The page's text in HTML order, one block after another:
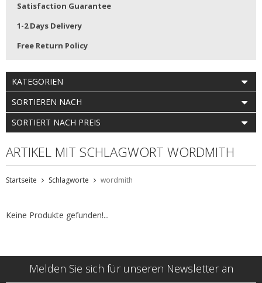
Satisfaction Guarantee
1-2 Days Delivery
Free Return Policy
KATEGORIEN
SORTIEREN NACH
SORTIERT NACH PREIS
ARTIKEL MIT SCHLAGWORT WORDMITH
Startseite Schlagworte wordmith
Keine Produkte gefunden!...
Melden Sie sich für unseren Newsletter an